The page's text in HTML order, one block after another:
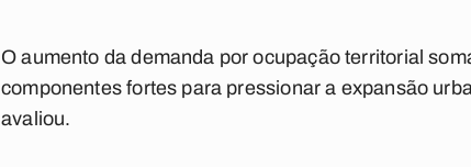
O aumento da demanda por ocupação territorial
componentes fortes para pressionar a expansão
avaliou.